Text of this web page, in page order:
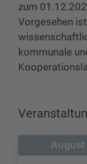
zum
Vorgesehen
kommunale
August